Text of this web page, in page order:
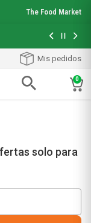
The Food Market
Hasta 6
Mis pedidos
0
solo para